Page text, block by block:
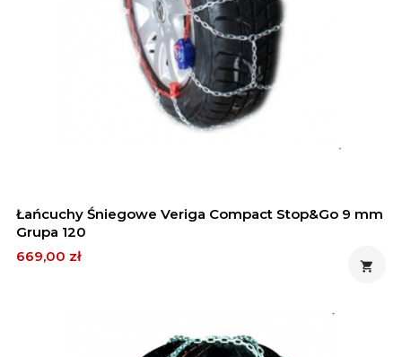
Łańcuchy Śniegowe Veriga Compact Stop&Go 9 mm
Grupa 120
Cena
669,00 zł
